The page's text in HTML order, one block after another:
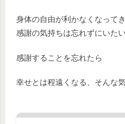
身体の自由が利かなくなって
感謝の気持ちは忘れずにいたい
感謝することを忘れたら
幸せとは程遠くなる、そんな